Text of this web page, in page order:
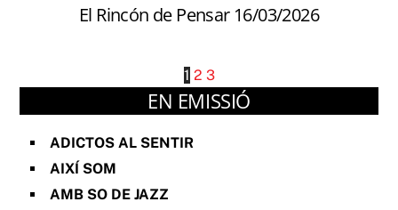
El Rincón de Pensar 16/03/2026
1 2 3
EN EMISSIÓ
ADICTOS AL SENTIR
AIXÍ SOM
AMB SO DE JAZZ